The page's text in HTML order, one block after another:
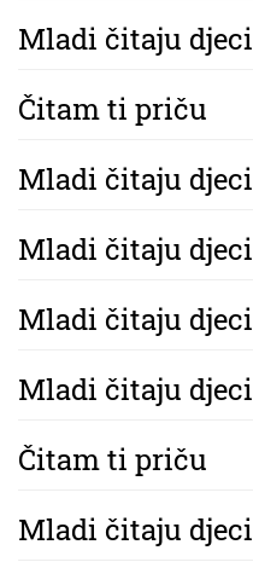
Mladi čitaju djeci
Čitam ti priču
Mladi čitaju djeci
Mladi čitaju djeci
Mladi čitaju djeci
Mladi čitaju djeci
Čitam ti priču
Mladi čitaju djeci